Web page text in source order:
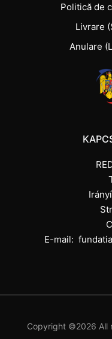
Politică de
Livrare
Anulare
E-mail:
Copyright ©2026 All